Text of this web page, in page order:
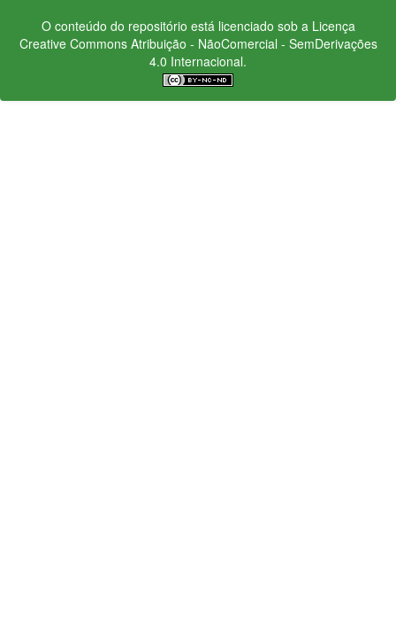
O conteúdo do repositório está licenciado sob a Licença
Creative CommonsAtribuição - NãoComercial - SemDerivações
4.0 Internacional.